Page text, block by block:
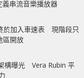
串流音樂播放器
於加入車速表 現階段只
區開放
構曝光 Vera Rubin 平